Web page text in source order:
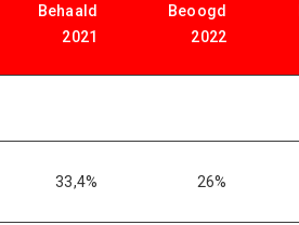
Behaald
2021
Beoogd
2022
33,4% 26%